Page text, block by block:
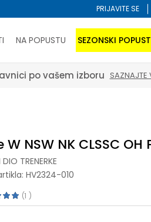
PRIJAVITE SE
NA POPUSTU SEZONSKI
po vašem izboru SAZNAJTE
W NSW NK CLSSC OH
TRENERKE
HV2324-010
1